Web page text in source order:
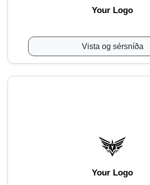
Your Logo
Vista og sérsníða
Your Logo